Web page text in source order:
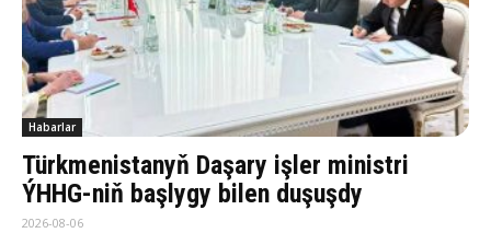
Habarlar
Türkmenistanyň Daşary işler ministri
ÝHHG-niň başlygy bilen duşuşdy
2026-08-06